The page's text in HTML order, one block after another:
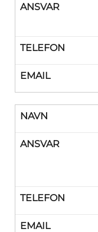
ANSVAR
TELEFON
EMAIL
NAVN
ANSVAR
TELEFON
EMAIL